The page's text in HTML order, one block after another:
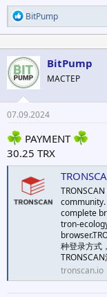
Р
е
а
к
ц
и
и
:
BitPump
BitPump
МАСТЕР
07.09.2024
PAYMENT
30.25 TRX
complete
tron-
种登录方式
TRONSCAN
tronscan.io